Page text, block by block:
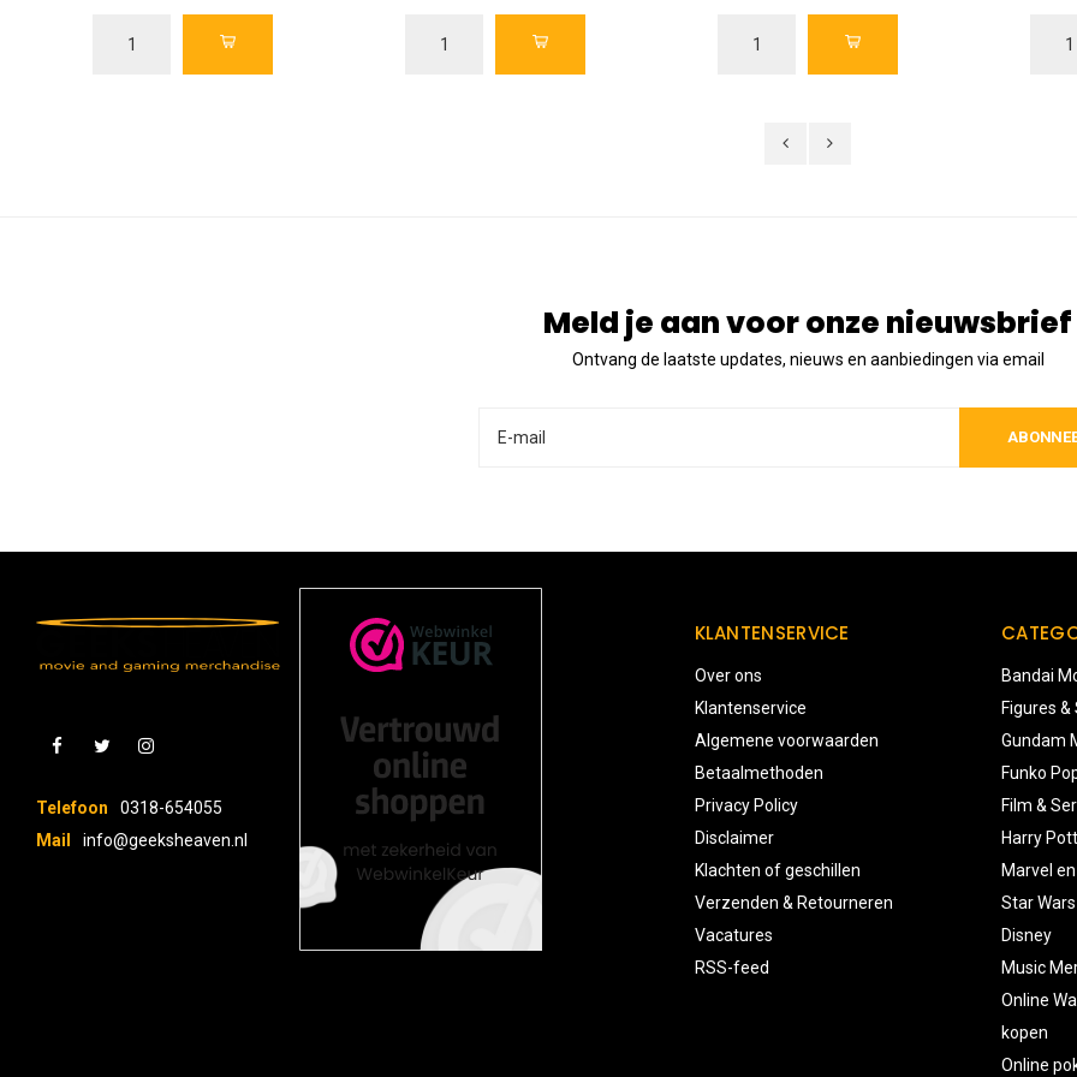
Meld je aan voor onze nieuwsbrief
Ontvang de laatste updates, nieuws en aanbiedingen via email
Telefoon
0318-654055
Mail
info@geeksheaven.nl
KLANTENSERVICE
Over ons
Klantenservice
Algemene voorwaarden
Betaalmethoden
Privacy Policy
Disclaimer
Klachten of geschillen
Verzenden & Retourneren
Vacatures
RSS-feed
Bandai
Figures
Gundam
Funko
Film &
Harry
Marvel en
Star Wars
Disney
Music
Online
kopen
Online